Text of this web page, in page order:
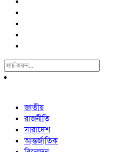
Search
For:
জাতীয়
রাজনীতি
সারাদেশ
আন্তর্জাতিক